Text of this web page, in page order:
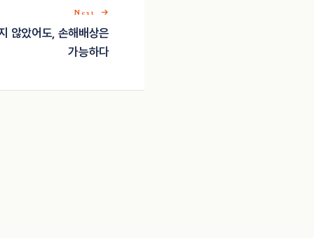
Next
않았어도, 손해배상은
가능하다